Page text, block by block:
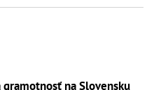
na Slovensku